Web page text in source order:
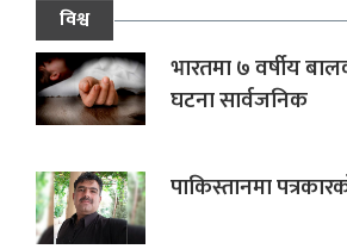
विश्व
भारतमा ७ वर्षीय
घटना सार्वजनिक
पाकिस्तानमा